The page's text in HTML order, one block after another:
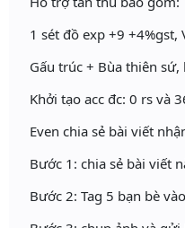
1 sét đồ exp +9 +4%gst,
Gấu trúc + Bùa thiên
Khởi tạo acc đc: 0 rs và
Even chia sẻ bài viết
Bước 1: chia sẻ bài viết
Bước 2: Tag 5 bạn bè